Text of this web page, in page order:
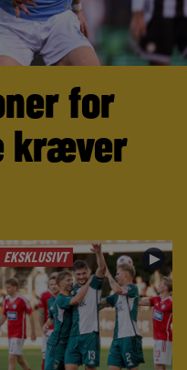
for
kræver
EKSKLUSIVT ►